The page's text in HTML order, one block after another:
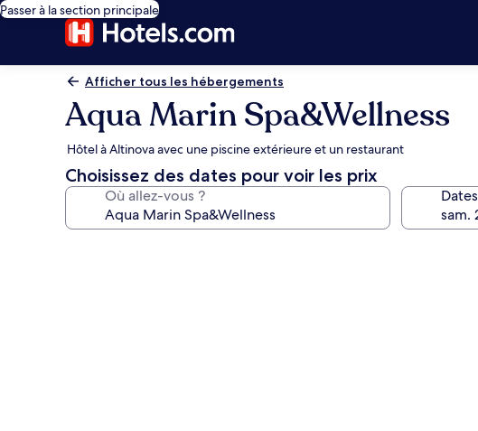
Passer à la section principale
Afficher tous les hébergements
Aqua Marin Spa&Wellness
Hôtel à Altinova avec une piscine extérieure et un restaurant
Choisissez des dates pour voir les prix
Où allez-vous ? Dates